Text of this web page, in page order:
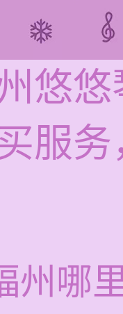
悠
服
州哪